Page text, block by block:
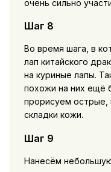
очень сильно
Шаг 8
Во время шага, в
лап китайского
на куриные лапы.
похожи на них ещё
прорисуем острые,
складки кожи.
Шаг 9
Нанесём